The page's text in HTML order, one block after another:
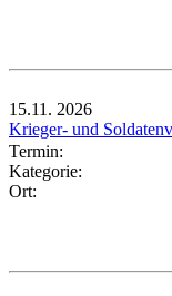
15.11. 2026
Krieger- und
Termin:
Kategorie:
Ort: